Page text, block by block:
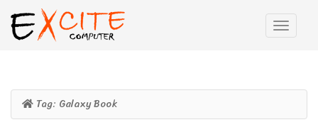
Tag: Galaxy Book